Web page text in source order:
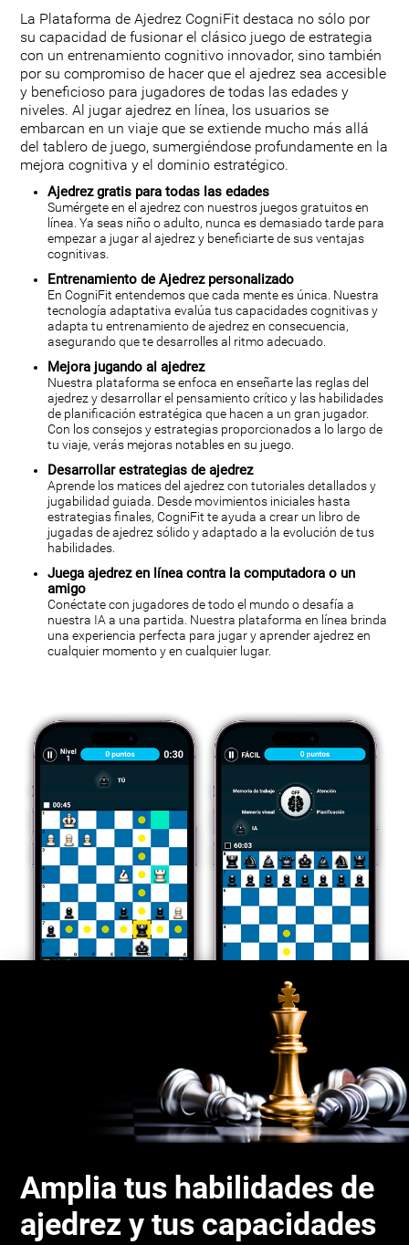
La Plataforma de Ajedrez CogniFit destaca no sólo por
su capacidad de fusionar el clásico juego de estrategia
con un entrenamiento cognitivo innovador, sino también
por su compromiso de hacer que el ajedrez sea accesible
y beneficioso para jugadores de todas las edades y
niveles. Al jugar ajedrez en línea, los usuarios se
embarcan en un viaje que se extiende mucho más allá
del tablero de juego, sumergiéndose profundamente en la
mejora cognitiva y el dominio estratégico.
Ajedrez gratis para todas las edades
Sumérgete en el ajedrez con nuestros juegos gratuitos en
línea. Ya seas niño o adulto, nunca es demasiado tarde para
empezar a jugar al ajedrez y beneficiarte de sus ventajas
cognitivas.
Entrenamiento de Ajedrez personalizado
En CogniFit entendemos que cada mente es única. Nuestra
tecnología adaptativa evalúa tus capacidades cognitivas y
adapta tu entrenamiento de ajedrez en consecuencia,
asegurando que te desarrolles al ritmo adecuado.
Mejora jugando al ajedrez
Nuestra plataforma se enfoca en enseñarte las reglas del
ajedrez y desarrollar el pensamiento crítico y las habilidades
de planificación estratégica que hacen a un gran jugador.
Con los consejos y estrategias proporcionados a lo largo de
tu viaje, verás mejoras notables en su juego.
Desarrollar estrategias de ajedrez
Aprende los matices del ajedrez con tutoriales detallados y
jugabilidad guiada. Desde movimientos iniciales hasta
estrategias finales, CogniFit te ayuda a crear un libro de
jugadas de ajedrez sólido y adaptado a la evolución de tus
habilidades.
Juega ajedrez en línea contra la computadora o un
amigo
Conéctate con jugadores de todo el mundo o desafía a
nuestra IA a una partida. Nuestra plataforma en línea brinda
una experiencia perfecta para jugar y aprender ajedrez en
cualquier momento y en cualquier lugar.
Amplia tus habilidades de
ajedrez y tus capacidades